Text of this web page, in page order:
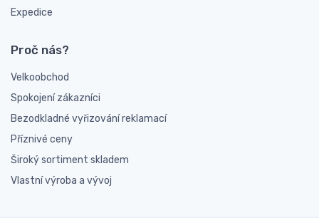
Expedice
Proč nás?
Velkoobchod
Spokojení zákazníci
Bezodkladné vyřizování reklamací
Příznivé ceny
Široký sortiment skladem
Vlastní výroba a vývoj